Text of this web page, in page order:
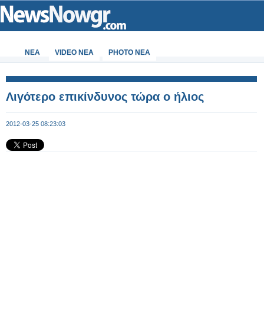
ΝΕΑ VIDEO NEA PHOTO NEA
Λιγότερο επικίνδυνος τώρα ο ήλιος
2012-03-25 08:23:03